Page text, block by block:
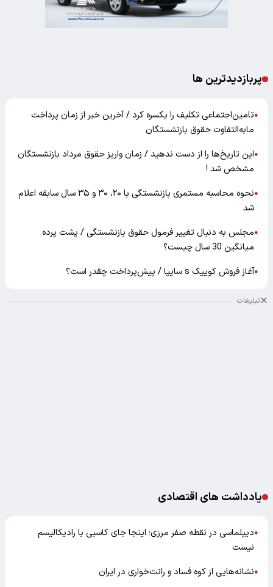
پربازدیدترین ها
●تامین‌اجتماعی تکلیف را یکسره کرد / آخرین خبر از زمان پرداخت
مابه‌التفاوت حقوق بازنشستگان
●این تاریخ‌ها را از دست ندهید / زمان واریز حقوق مرداد بازنشستگان
مشخص شد !
●
نحوه محاسبه مستمری بازنشستگی با ۲۰، ۳۰ و ۳۵ سال سابقه اعلام
شد
●مجلس به دنبال تغییر فرمول حقوق بازنشستگی / پشت پرده
میانگین 30 سال چیست؟
●آغاز فروش کوییک s سایپا / پیش‌پرداخت چقدر است؟
تبلیغات
یادداشت های اقتصادی
●دیپلماسی در نقطه صفر مرزی؛ اینجا جای کاسبی با رادیکالیسم
نیست
●نشانه‌هایی از کوه فساد و رانت‌خواری در ایران